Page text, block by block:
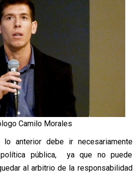
Camilo Morales
lo anterior debe ir necesariamente
política pública, ya que no puede
al arbitrio de la responsabilidad